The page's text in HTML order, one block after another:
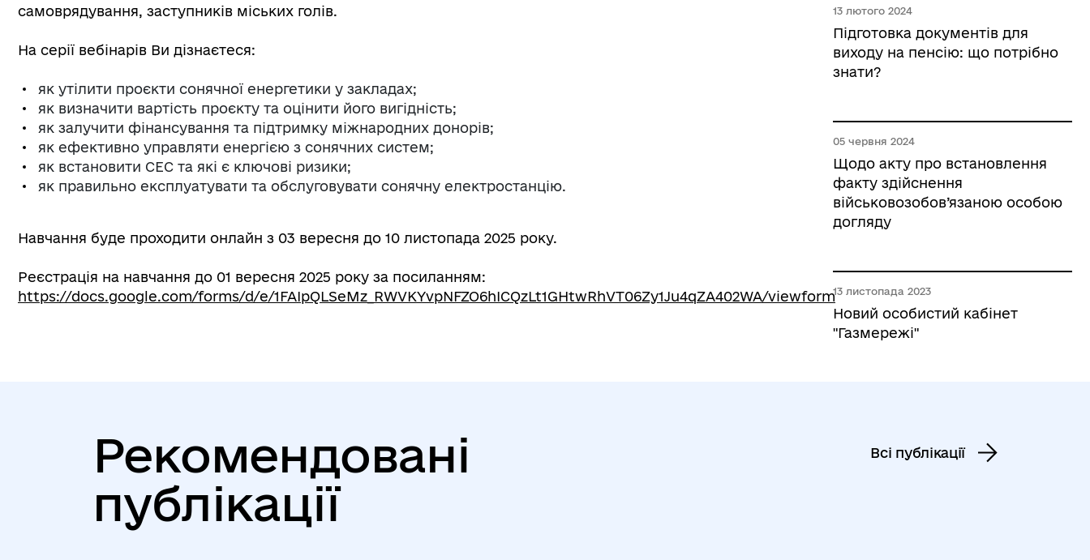
самоврядування, заступників міських голів.
На серії вебінарів Ви дізнаєтеся:
як утілити проєкти сонячної енергетики у закладах;
як визначити вартість проєкту та оцінити його вигідність;
як залучити фінансування та підтримку міжнародних донорів;
як ефективно управляти енергією з сонячних систем;
як встановити СЕС та які є ключові ризики;
як правильно експлуатувати та обслуговувати сонячну електростанцію.
Навчання буде проходити онлайн з 03 вересня до 10 листопада 2025 року.
Реєстрація на навчання до 01 вересня 2025 року за посиланням:
https://docs.google.com/forms/d/e/1FAIpQLSeMz_RWVKYvpNFZO6hICQzLt1GHtwRhVT06Zy1Ju4qZA402WA/viewform
13 лютого 2024
Підготовка документів для
виходу на пенсію: що потрібно
знати?
05 червня 2024
Щодо акту про встановлення
факту здійснення
військовозобов’язаною особою
догляду
13 листопада 2023
Новий особистий кабінет
"Газмережі"
Рекомендовані
публікації
Всі публікації